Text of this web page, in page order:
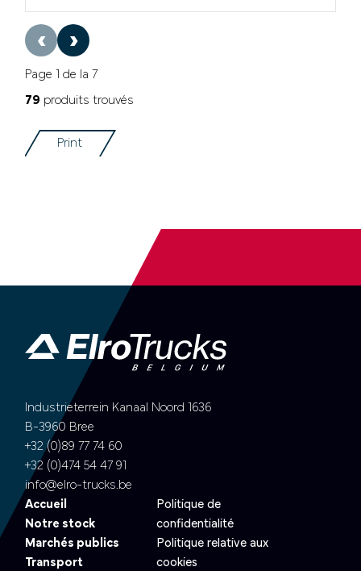
‹ ›
Page 1 de la 7
79 produits trouvés
Print
Industrieterrein Kanaal Noord 1636
B-3960 Bree
+32 (0)89 77 74 60
+32 (0)474 54 47 91
info@elro-trucks.be
Accueil
Notre stock
Marchés publics
Transport
Politique de
confidentialité
Politique relative aux
cookies